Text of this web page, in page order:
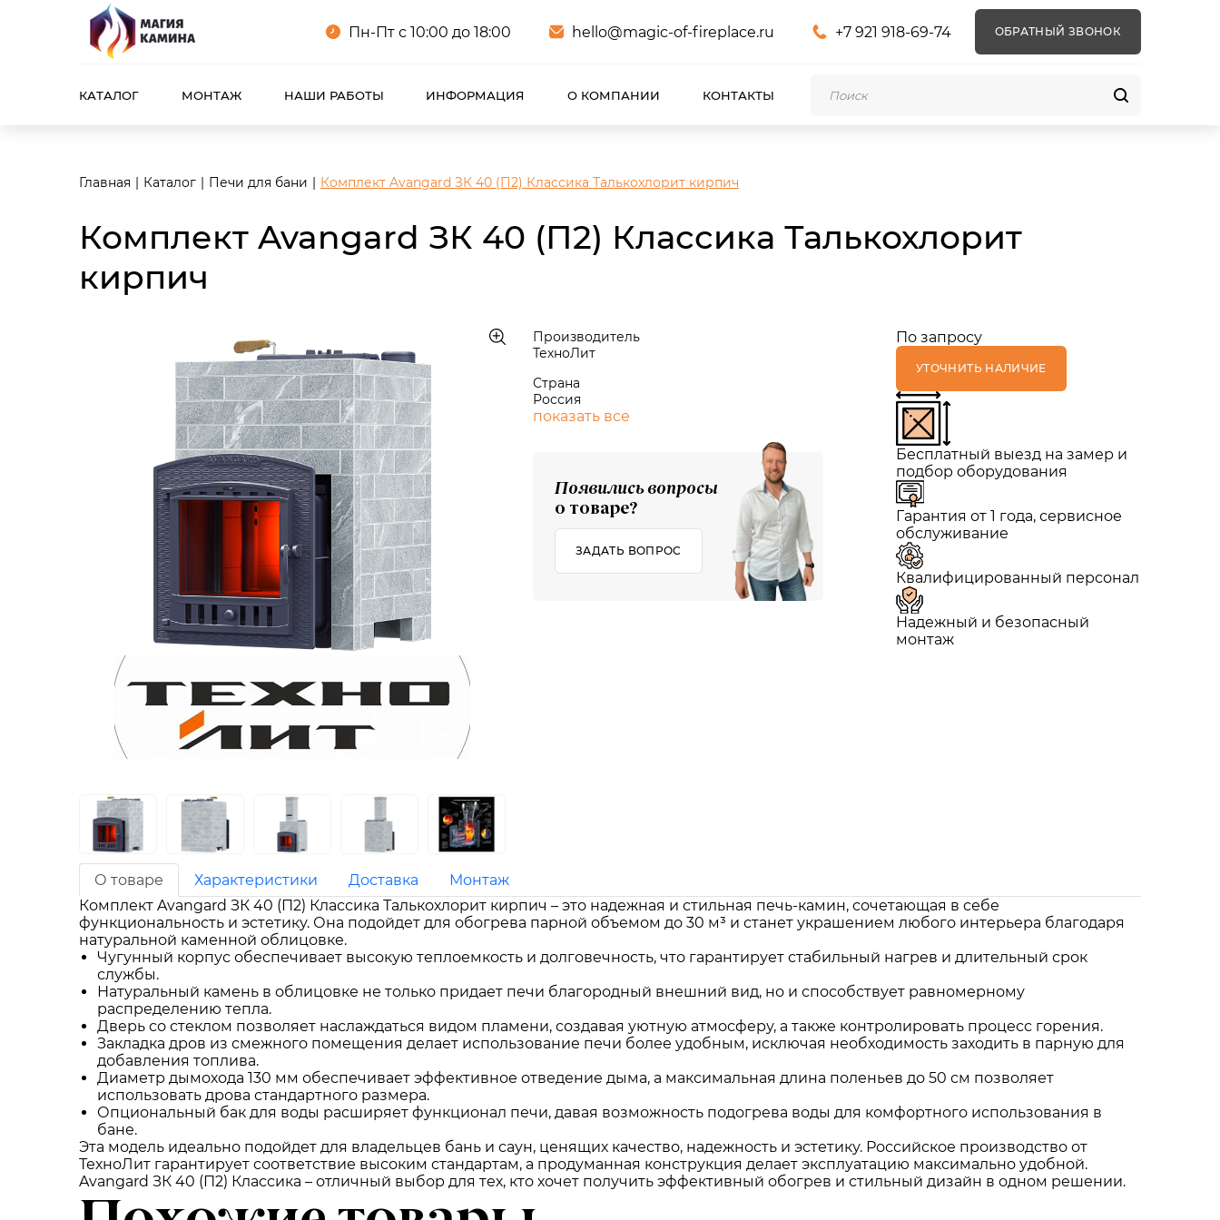
<meta name="robots" content="noindex, follow"/>
Пн-Пт с 10:00 до 18:00
hello@magic-of-fireplace.ru +7 921 918-69-74 ОБРАТНЫЙ ЗВОНОК
КАТАЛОГ МОНТАЖ НАШИ РАБОТЫ ИНФОРМАЦИЯ О КОМПАНИИ КОНТАКТЫ
Главная Каталог Печи для бани Комплект Avangard ЗК 40 (П2) Классика Талькохлорит кирпич
Комплект Avangard ЗК 40 (П2) Классика Талькохлорит
кирпич
Производитель
ТехноЛит
Страна
Россия
показать все
Появились вопросы
о товаре?
ЗАДАТЬ ВОПРОС
По запросу
УТОЧНИТЬ НАЛИЧИЕ
Бесплатный выезд на замер и
подбор оборудования
Гарантия от 1 года, сервисное
обслуживание
Квалифицированный персонал
Надежный и безопасный
монтаж
О товаре Характеристики Доставка
Монтаж
Комплект Avangard ЗК 40 (П2) Классика Талькохлорит кирпич – это надежная и стильная печь-камин, сочетающая в себе
функциональность и эстетику. Она подойдет для обогрева парной объемом до 30 м³ и станет украшением любого интерьера благодаря
натуральной каменной облицовке.
Чугунный корпус обеспечивает высокую теплоемкость и долговечность, что гарантирует стабильный нагрев и длительный срок
службы.
Натуральный камень в облицовке не только придает печи благородный внешний вид, но и способствует равномерному
распределению тепла.
Дверь со стеклом позволяет наслаждаться видом пламени, создавая уютную атмосферу, а также контролировать процесс горения.
Закладка дров из смежного помещения делает использование печи более удобным, исключая необходимость заходить в парную для
добавления топлива.
Диаметр дымохода 130 мм обеспечивает эффективное отведение дыма, а максимальная длина поленьев до 50 см позволяет
использовать дрова стандартного размера.
Опциональный бак для воды расширяет функционал печи, давая возможность подогрева воды для комфортного использования в
бане.
Эта модель идеально подойдет для владельцев бань и саун, ценящих качество, надежность и эстетику. Российское производство от
ТехноЛит гарантирует соответствие высоким стандартам, а продуманная конструкция делает эксплуатацию максимально удобной.
Avangard ЗК 40 (П2) Классика – отличный выбор для тех, кто хочет получить эффективный обогрев и стильный дизайн в одном решении.